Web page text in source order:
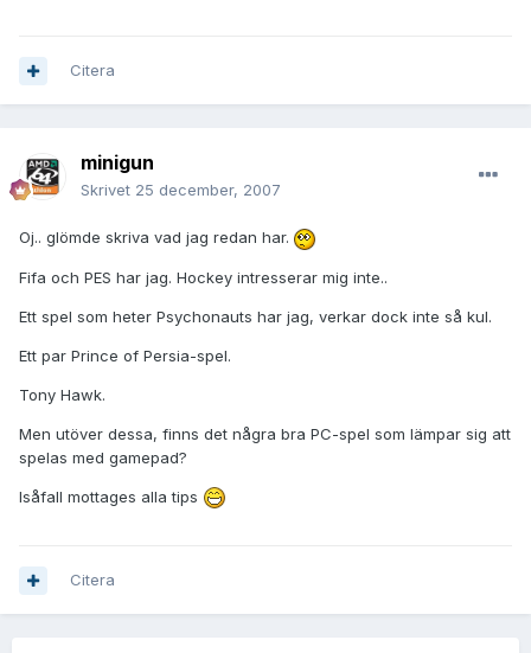
Citera
minigun
Skrivet 25 december, 2007
Oj.. glömde skriva vad jag redan har.
Fifa och PES har jag. Hockey intresserar mig inte..
Ett spel som heter Psychonauts har jag, verkar dock inte så kul.
Ett par Prince of Persia-spel.
Tony Hawk.
Men utöver dessa, finns det några bra PC-spel som lämpar sig att
spelas med gamepad?
Isåfall mottages alla tips
Citera